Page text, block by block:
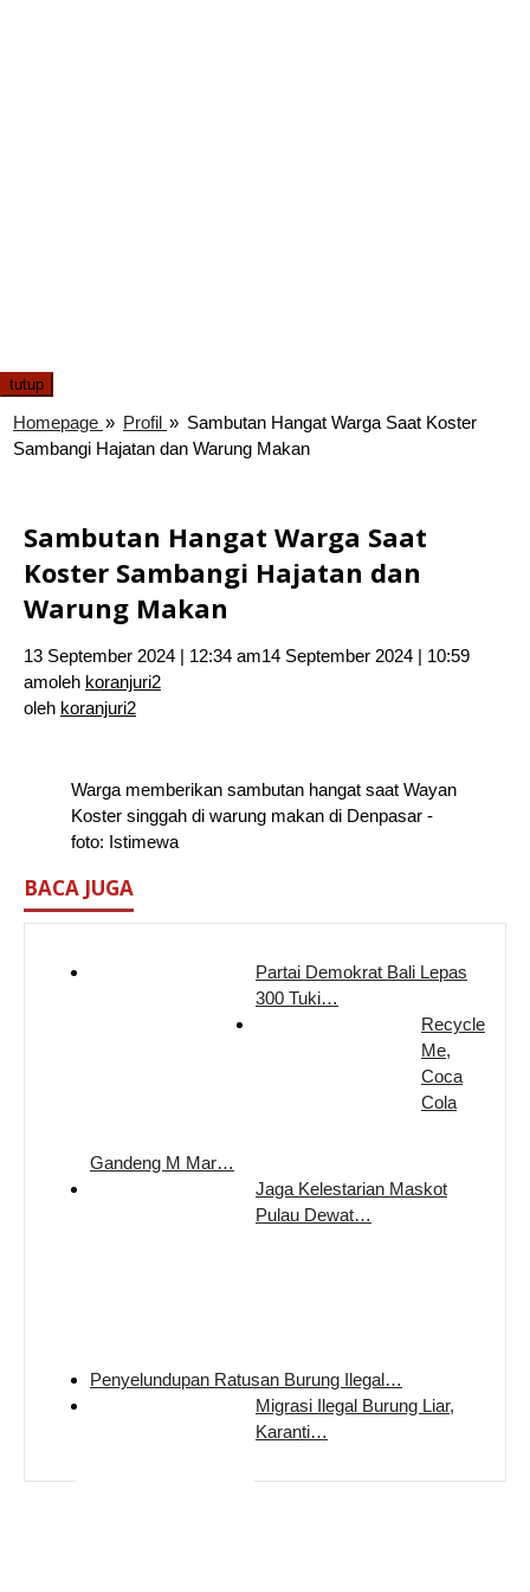
tutup
Homepage » Profil » Sambutan Hangat Warga Saat Koster
Sambangi Hajatan dan Warung Makan
Sambutan Hangat Warga Saat
Koster Sambangi Hajatan dan
Warung Makan
13 September 2024 | 12:34 am14 September 2024 | 10:59
amoleh koranjuri2
oleh koranjuri2
Warga memberikan sambutan hangat saat Wayan
Koster singgah di warung makan di Denpasar -
foto: Istimewa
BACA JUGA
Partai Demokrat Bali Lepas
300 Tuki…
Recycle
Me,
Coca
Cola
Gandeng M Mar…
Jaga Kelestarian Maskot
Pulau Dewat…
Penyelundupan Ratusan Burung Ilegal…
Migrasi Ilegal Burung Liar,
Karanti…